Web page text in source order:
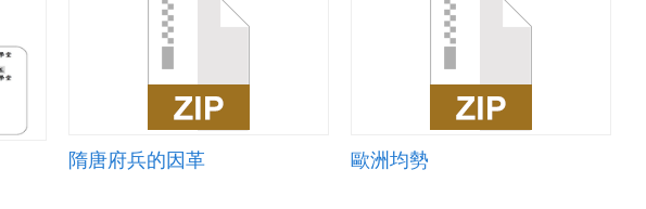
隋唐府兵的因革 歐洲均勢